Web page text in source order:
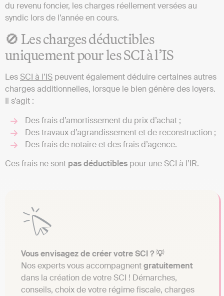
du revenu foncier, les charges réellement versées au
syndic lors de l’année en cours.
🚫 Les charges déductibles
uniquement pour les SCI à l’IS
LesSCI à l’IS peuvent également déduire certaines autres
charges additionnelles, lorsque le bien génère des loyers.
Il s’agit :
Des frais d’amortissement du prix d’achat ;
Des travaux d’agrandissement et de reconstruction ;
Des frais de notaire et des frais d’agence.
Ces frais ne sont pas déductibles pour une SCI à l’IR.
Vous envisagez de créer votre SCI ? 💡
Nos experts vous accompagnentgratuitement
dans la création de votre SCI ! Démarches,
conseils, choix de votre régime fiscale, charges